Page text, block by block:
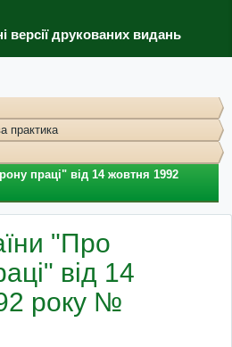
версії друкованих видань
практика
праці" від 14 жовтня 1992
"Про
від 14
року №